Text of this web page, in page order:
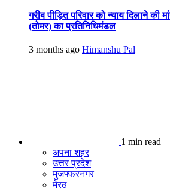
गरीब पीड़ित परिवार को न्याय दिलाने की
(तोमर) का प्रतिनिधिमंडल
3 months ago Himanshu Pal
1 min read
अपना शहर
उत्तर प्रदेश
मुजफ्फरनगर
मेरठ